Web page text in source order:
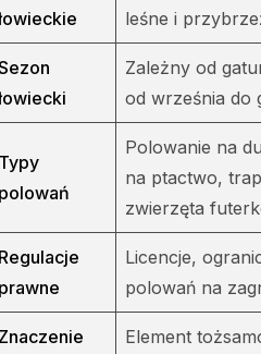
leśne i
Zależny od
od września do
Typy
polowań
Polowanie na
na ptactwo,
zwierzęta
Regulacje
prawne
Licencje,
polowań na
Znaczenie
Element